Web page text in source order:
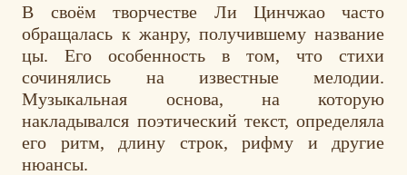
В своём творчестве Ли Цинчжао часто
обращалась к жанру, получившему название
цы. Его особенность в том, что стихи
сочинялись на известные мелодии.
Музыкальная основа, на которую
накладывался поэтический текст, определяла
его ритм, длину строк, рифму и другие
нюансы.